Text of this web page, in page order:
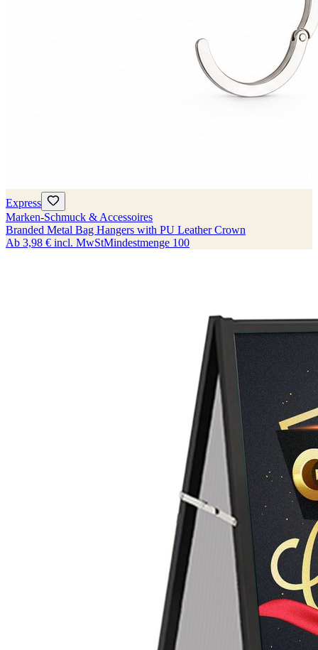
Express
Marken-Schmuck & Accessoires
Branded Metal Bag Hangers with PU Leather Crown
Ab 3,98 € incl. MwStMindestmenge 100